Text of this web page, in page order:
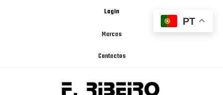
Login
Marcas
Contactos
PT